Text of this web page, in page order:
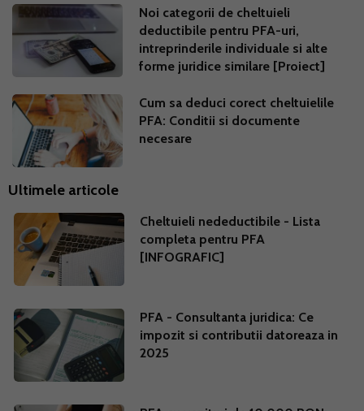
Noi categorii de cheltuieli
deductibile pentru PFA-uri,
intreprinderile individuale si alte
forme juridice similare [Proiect]
Cum sa deduci corect cheltuielile
PFA: Conditii si documente
necesare
Ultimele articole
Cheltuieli nedeductibile - Lista
completa pentru PFA
[INFOGRAFIC]
PFA - Consultanta juridica: Ce
impozit si contributii datoreaza in
2025